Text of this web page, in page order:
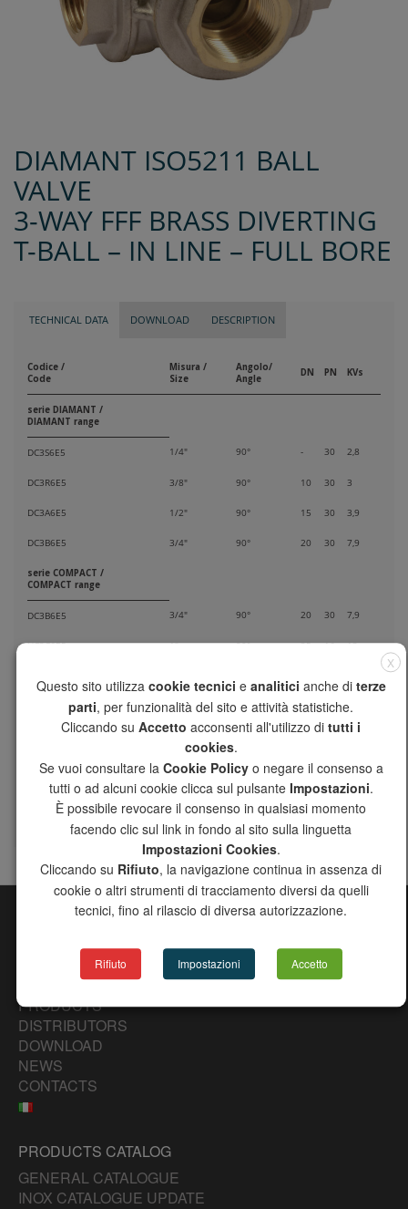
DIAMANT ISO5211 BALL
VALVE
3-WAY FFF BRASS DIVERTING
T-BALL – IN LINE – FULL BORE
TECHNICAL DATA DOWNLOAD DESCRIPTION
Codice /
Code
Misura /
Size
Angolo/
Angle
DN PN KVs
serie DIAMANT /
DIAMANT range
DC3S6E5 1/4" 90° - 30 2,8
DC3R6E5 3/8" 90° 10 30 3
DC3A6E5 1/2" 90° 15 30 3,9
DC3B6E5 3/4" 90° 20 30 7,9
serie COMPACT /
COMPACT range
DC3B6E5 3/4" 90° 20 30 7,9
UC3C6E5 1" 90° 25 16 13
serie UNIVERSAL /
UNIVERSAL range
1"1/4 90°
90°
UC3F6E5 2" 90° 50 10 54
COMPANY
PRODUCTS
DISTRIBUTORS
DOWNLOAD
NEWS
CONTACTS
PRODUCTS CATALOG
GENERAL CATALOGUE
INOX CATALOGUE UPDATE
X
Questo sito utilizza cookie tecnici e analitici anche di terze
parti, per funzionalità del sito e attività statistiche.
Cliccando su Accetto acconsenti all'utilizzo di tutti i
cookies.
Se vuoi consultare la Cookie Policyo negare il consenso a
tutti o ad alcuni cookie clicca sul pulsante Impostazioni.
È possibile revocare il consenso in qualsiasi momento
facendo clic sul link in fondo al sito sulla linguetta
Impostazioni Cookies.
Cliccando su Rifiuto, la navigazione continua in assenza di
cookie o altri strumenti di tracciamento diversi da quelli
tecnici, fino al rilascio di diversa autorizzazione.
Rifiuto Impostazioni Accetto